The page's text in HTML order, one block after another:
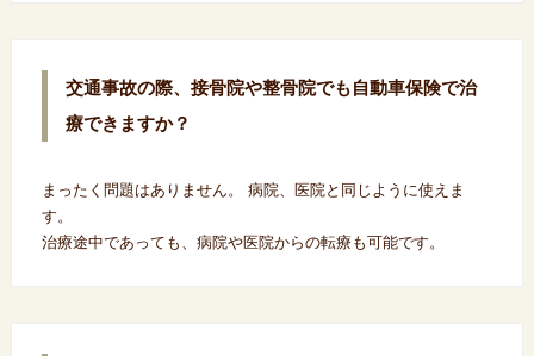
交通事故の際、接骨院や整骨院でも自動車保険で治
療できますか？
まったく問題はありません。 病院、医院と同じように使えま
す。
治療途中であっても、病院や医院からの転療も可能です。